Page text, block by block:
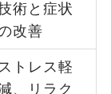
術と症状
改善
トレス軽
、リラク